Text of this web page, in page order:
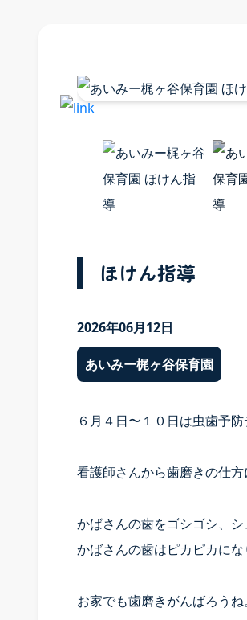
ほけん指導
2026年06月12日
あいみー梶ヶ谷保育園
６月４日〜１０日は虫歯予防
看護師さんから歯磨きの仕方
かばさんの歯をゴシゴシ、シ
かばさんの歯はピカピカに
お家でも歯磨きがんばろうね。